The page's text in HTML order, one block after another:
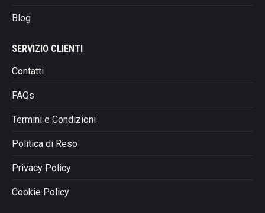
Blog
SERVIZIO CLIENTI
Contatti
FAQs
Termini e Condizioni
Politica di Reso
Privacy Policy
Cookie Policy